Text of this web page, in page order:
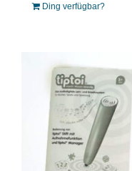
Ding verfügbar?